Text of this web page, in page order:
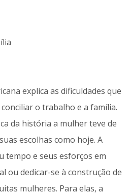
explica as dificuldades que
o trabalho e a família.
da história a mulher teve de
escolhas como hoje. A
tempo e seus esforços em
ou dedicar-se à construção de
mulheres. Para elas, a